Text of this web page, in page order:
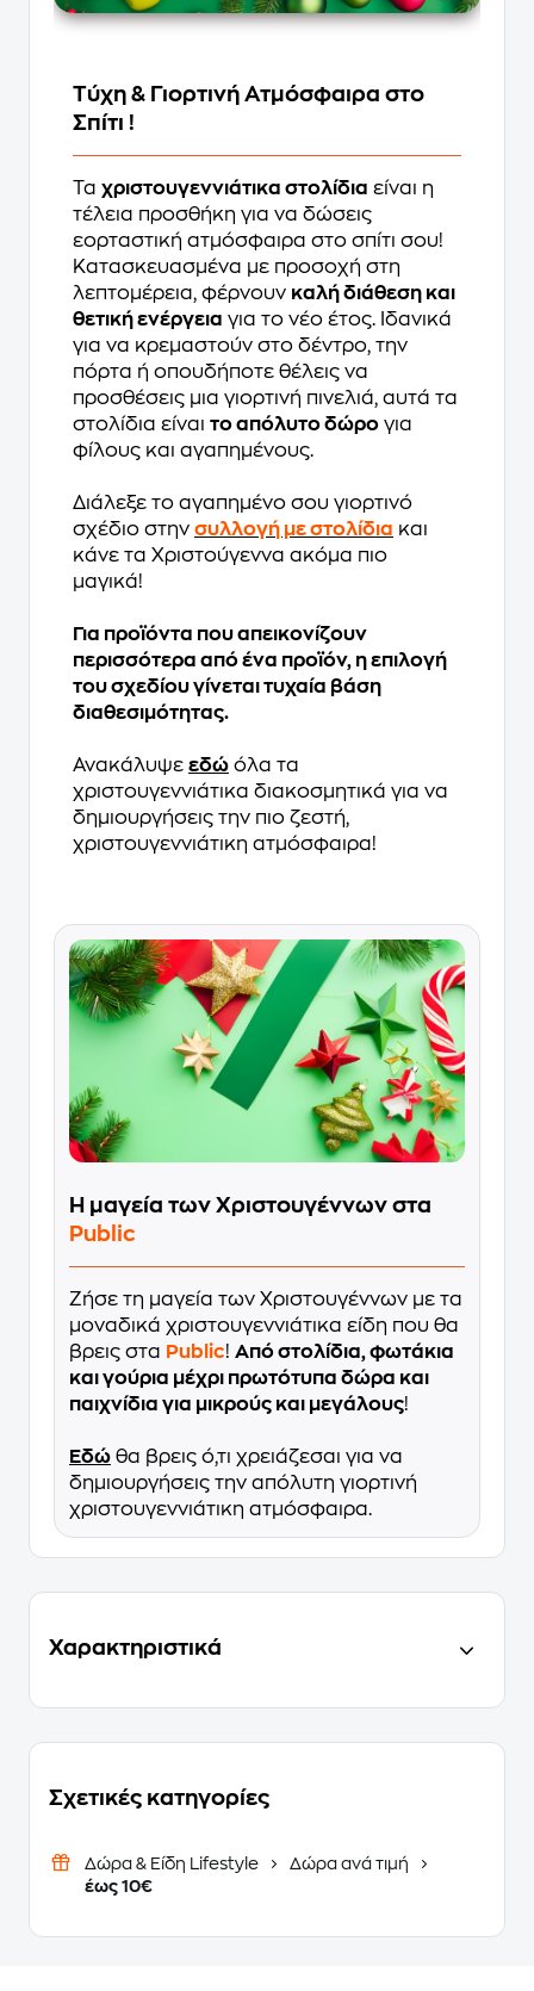
Τύχη & Γιορτινή Ατμόσφαιρα στο
Σπίτι !
Τα χριστουγεννιάτικα στολίδια είναι η
τέλεια προσθήκη για να δώσεις
εορταστική ατμόσφαιρα στο σπίτι σου!
Κατασκευασμένα με προσοχή στη
λεπτομέρεια, φέρνουν καλή διάθεση και
θετική ενέργεια για το νέο έτος. Ιδανικά
για να κρεμαστούν στο δέντρο, την
πόρτα ή οπουδήποτε θέλεις να
προσθέσεις μια γιορτινή πινελιά, αυτά τα
στολίδια είναι το απόλυτο δώρο για
φίλους και αγαπημένους.
Διάλεξε το αγαπημένο σου γιορτινό
σχέδιο στην συλλογή με στολίδια και
κάνε τα Χριστούγεννα ακόμα πιο
μαγικά!
Για προϊόντα που απεικονίζουν
περισσότερα από ένα προϊόν, η επιλογή
του σχεδίου γίνεται τυχαία βάση
διαθεσιμότητας.
Ανακάλυψε εδώ όλα τα
χριστουγεννιάτικα διακοσμητικά για να
δημιουργήσεις την πιο ζεστή,
χριστουγεννιάτικη ατμόσφαιρα!
Η μαγεία των Χριστουγέννων στα
Public
Ζήσε τη μαγεία των Χριστουγέννων με τα
μοναδικά χριστουγεννιάτικα είδη που θα
βρεις στα Public! Από στολίδια, φωτάκια
και γούρια μέχρι πρωτότυπα δώρα και
παιχνίδια για μικρούς και μεγάλους!
Εδώ θα βρεις ό,τι χρειάζεσαι για να
δημιουργήσεις την απόλυτη γιορτινή
χριστουγεννιάτικη ατμόσφαιρα.
Χαρακτηριστικά
Σχετικές κατηγορίες
Δώρα & Είδη Lifestyle
Δώρα ανά τιμή
έως 10€